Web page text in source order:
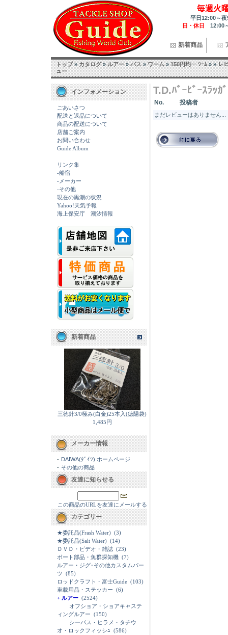
毎週火
平日12:00～
日・休日 12:00
新着商品
トップ»カタログ»ルアー»バス»ワーム»150円均一 ﾜｰﾑ»»レ
ュー
インフォメーション
ごあいさつ
配送と返品について
商品の配送について
店舗ご案内
お問い合わせ
Guide Album
リンク集
-船宿
-メーカー
-その他
現在の黒潮の状況
Yahoo!天気予報
海上保安庁 潮汐情報
新着商品
三徳針3/0極み(白金)25本入(徳陽袋)
1,485円
メーカー情報
- DAIWA(ﾀﾞｲﾜ) ホームページ
- その他の商品
友達に知らせる
この商品のURLを友達にメールする
カテゴリー
★委託品(Frash Water) (3)
★委託品(Salt Water) (14)
ＤＶＤ・ビデオ・雑誌 (23)
ボート部品・魚群探知機 (7)
ルアー・ジグ･その他カスタムパー
ツ (85)
ロッドクラフト・富士Guide (103)
車載用品・ステッカー (6)
+ ルアー (2524)
オフショア・ショアキャステ
ィングルアー (150)
シーバス・ヒラメ・タチウ
オ・ロックフィッシｭ (586)
T.D.ﾊﾞｰﾋﾞｰｽﾗｯ
No. 投稿者
まだレビューはありません...